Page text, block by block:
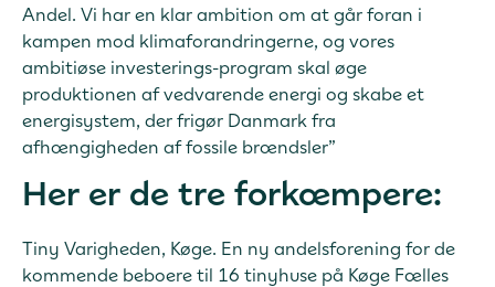
Andel. Vi har en klar ambition om at går foran i
kampen mod klimaforandringerne, og vores
ambitiøse investerings-program skal øge
produktionen af vedvarende energi og skabe et
energisystem, der frigør Danmark fra
afhængigheden af fossile brændsler”
Her er de tre forkæmpere:
Tiny Varigheden, Køge. En ny andelsforening for de
kommende beboere til 16 tinyhuse på Køge Fælles